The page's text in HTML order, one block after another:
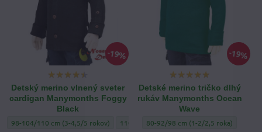
19%
Detský merino vlnený sveter
cardigan Manymonths Foggy
Black
Detský merino vlnený sveter cardigan Manymonths Foggy Black - Veľkosť
98-104/110 cm (3-4,5/5 rokov) Detský merino vlnený sveter cardigan
110-122/128 cm (5-7/7,5 roka)
19%
Detské merino tričko dlhý
rukáv Manymonths Ocean
Wave
Detské merino tričko dlhý rukáv
80-92/98 cm (1-2/2,5 roka)